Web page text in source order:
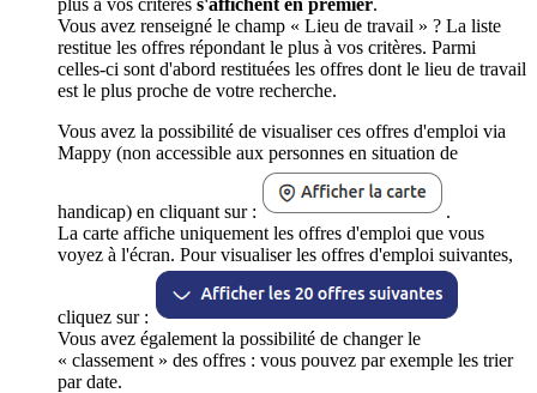
Vous avez renseigné le champ « Lieu de travail » ? La liste
restitue les offres répondant le plus à vos critères. Parmi
celles-ci sont d'abord restituées les offres dont le lieu de travail
est le plus proche de votre recherche.
Vous avez la possibilité de visualiser ces offres d'emploi via
Mappy (non accessible aux personnes en situation de
handicap) en cliquant sur :
.
La carte affiche uniquement les offres d'emploi que vous
voyez à l'écran. Pour visualiser les offres d'emploi suivantes,
cliquez sur :
Vous avez également la possibilité de changer le
« classement » des offres : vous pouvez par exemple les trier
par date.